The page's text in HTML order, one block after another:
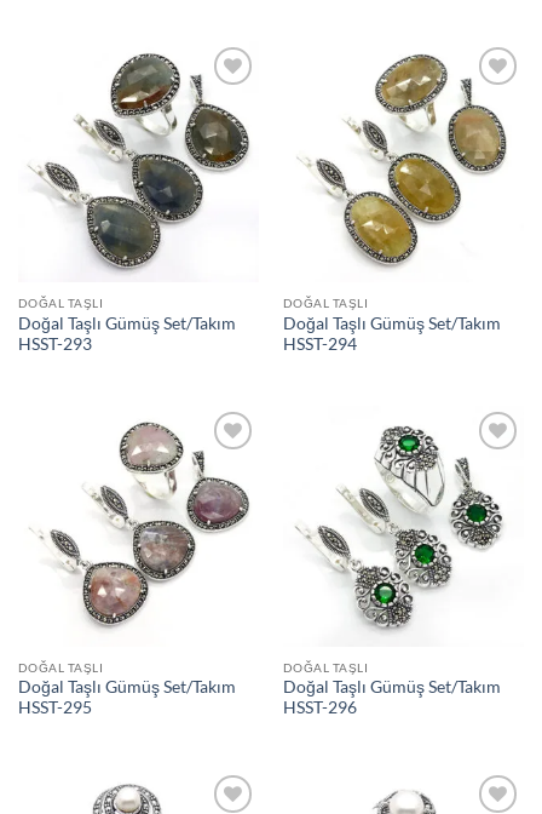
İstek
Listeme
Ekle
DOĞAL TAŞLI
Doğal Taşlı Gümüş Set/Takım
HSST-293
İstek
Listeme
Ekle
DOĞAL TAŞLI
Doğal Taşlı Gümüş Set/Takım
HSST-294
Listeme
Ekle
DOĞAL TAŞLI
Doğal Taşlı Gümüş Set/Takım
HSST-295
Listeme
Ekle
DOĞAL TAŞLI
Doğal Taşlı Gümüş Set/Takım
HSST-296